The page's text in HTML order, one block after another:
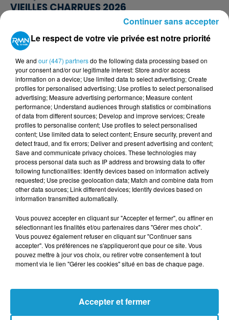
VIEILLES CHARRUES 2026
MEETING AÉRIEN DE GUISCRIFF
Du 29 juillet au 5 juillet 2026
Le respect de votre vie privée est notre priorité
We and our (447) partnersdo the following data processing based on
your consent and/or our legitimate interest: Store and/or access
information on a device; Use limited data to select advertising; Create
profiles for personalised advertising; Use profiles to select personalised
advertising; Measure advertising performance; Measure content
performance; Understand audiences through statistics or combinations
of data from different sources; Develop and improve services; Create
profiles to personalise content; Use profiles to select personalised
content; Use limited data to select content; Ensure security, prevent and
detect fraud, and fix errors; Deliver and present advertising and content;
Save and communicate privacy choices. These technologies may
process personal data such as IP address and browsing data to offer
following functionalities: Identify devices based on information actively
requested; Use precise geolocation data; Match and combine data from
other data sources; Link different devices; Identify devices based on
information transmitted automatically.
Vous pouvez accepter en cliquant sur "Accepter et fermer", ou affiner en
sélectionnant les finalités et/ou partenaires dans "Gérer mes choix".
Vous pouvez également refuser en cliquant sur "Continuer sans
accepter". Vos préférences ne s'appliqueront que pour ce site. Vous
pouvez mettre à jour vos choix, ou retirer votre consentement à tout
moment via le lien "Gérer les cookies" situé en bas de chaque page.
Accepter et fermer
Continuer sans accepter